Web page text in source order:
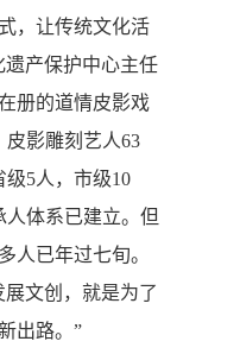
，让传统文化活
遗产保护中心主任
册的道情皮影戏
皮影雕刻艺人63
级5人，市级10
人体系已建立。但
人已年过七旬。
文创，就是为了
出路。”